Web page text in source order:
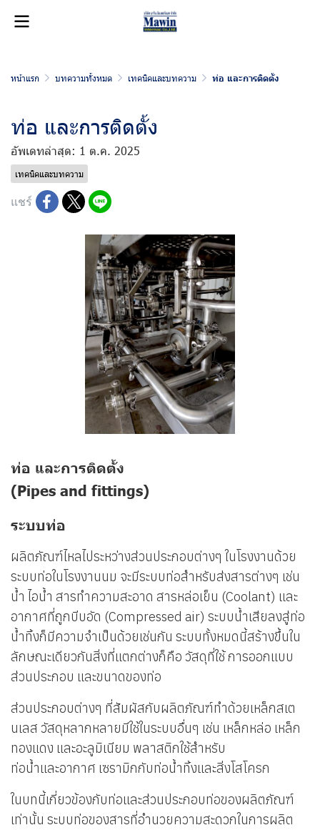
หน้าแรก บทความทั้งหมด เทคนิคและบทความ ท่อ และการติดตั้ง
ท่อ และการติดตั้ง
อัพเดทล่าสุด: 1 ต.ค. 2025
เทคนิคและบทความ
แชร์
ท่อ และการติดตั้ง
(Pipes and fittings)
ระบบท่อ
ผลิตภัณฑ์ไหลไประหว่างส่วนประกอบต่างๆ ในโรงงานด้วย
ระบบท่อในโรงงานนม จะมีระบบท่อสำหรับส่งสารต่างๆ เช่น
น้ำ ไอน้ำ สารทำความสะอาด สารหล่อเย็น (Coolant) และ
อากาศที่ถูกบีบอัด (Compressed air) ระบบน้ำเสียลงสู่ท่อ
น้ำทิ้งก็มีความจำเป็นด้วยเช่นกัน ระบบทั้งหมดนี้สร้างขึ้นใน
ลักษณะเดียวกันสิ่งที่แตกต่างก็คือ วัสดุที่ใช้ การออกแบบ
ส่วนประกอบ และขนาดของท่อ
ส่วนประกอบต่างๆ ที่สัมผัสกับผลิตภัณฑ์ทำด้วยเหล็กสเต
นเลส วัสดุหลากหลายมีใช้ในระบบอื่นๆ เช่น เหล็กหล่อ เหล็ก
ทองแดง และอะลูมิเนียม พลาสติกใช้สำหรับ
ท่อน้ำและอากาศ เซรามิกกับท่อน้ำทิ้งและสิ่งโสโครก
ในบทนี้เกี่ยวข้องกับท่อและส่วนประกอบท่อของผลิตภัณฑ์
เท่านั้น ระบบท่อของสารที่อำนวยความสะดวกในการผลิต